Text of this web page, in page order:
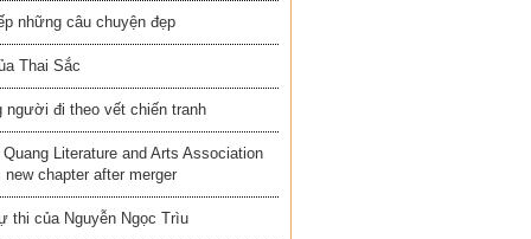
những câu chuyện đẹp
Thai Sắc
người đi theo vết chiến tranh
Literature and Arts Association
new chapter after merger
thi của Nguyễn Ngọc Trìu